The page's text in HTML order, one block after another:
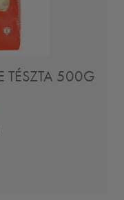
TÉSZTA 500G